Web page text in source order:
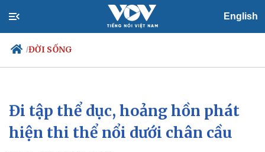
English
/ĐỜI SỐNG
Chính trị
Đảng
Tổ chức nhân sự
Xã hội
Tin 24h
Dự báo thời tiết
Đi tập thể dục, hoảng hồn phát
hiện thi thể nổi dưới chân cầu